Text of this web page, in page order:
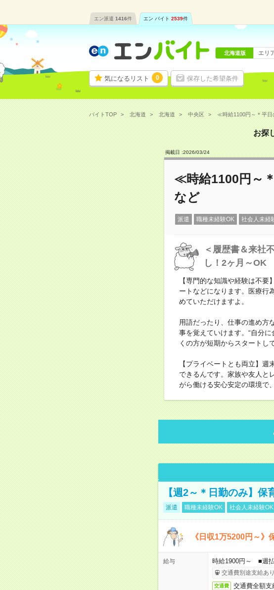
エン派遣 1416件 エン バイト 2539件
気になるリスト 0 保存した希望条件
北海道版 エリ
バイトTOP 北海道 北海道 中央区 ≪時給1100円～＊平日
お探
掲載日 :2026/03/24
≪時給1100円～
など
派遣 職種未経験OK 社会人未経
＜履歴書＆来社
し！2ヶ月～OK
【専門的な知識や経験は不
ートなどになります。医療行
めていただけますよ。
用語だったり、仕事の進め方
事を覚えていけます。“自分
くの方が短期からスタートし
【プライベートとも両立】
できるんです。家族や友人と
がら働ける安心安定の環境で
【週2～＊日勤のみ】
派遣 職種未経験OK 社会人未経験OK
《日収1万5200円～》
給与 時給1900円～ ■週
交通費別途支給あり
交通費 交通費全額支